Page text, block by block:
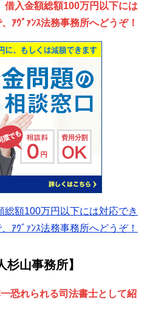
借入金額総額100万円以下には
ｱｳﾞｧﾝｽ法務事務所へどうぞ！
額100万円以下には対応でき
ｱｳﾞｧﾝｽ法務事務所へどうぞ！
山事務所】
恐れられる司法書士として紹